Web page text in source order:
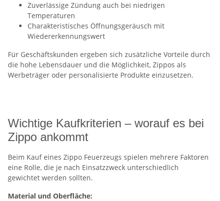
Zuverlässige Zündung auch bei niedrigen
Temperaturen
Charakteristisches Öffnungsgeräusch mit
Wiedererkennungswert
Für Geschäftskunden ergeben sich zusätzliche Vorteile durch
die hohe Lebensdauer und die Möglichkeit, Zippos als
Werbeträger oder personalisierte Produkte einzusetzen.
Wichtige Kaufkriterien – worauf es bei
Zippo ankommt
Beim Kauf eines Zippo Feuerzeugs spielen mehrere Faktoren
eine Rolle, die je nach Einsatzzweck unterschiedlich
gewichtet werden sollten.
Material und Oberfläche: